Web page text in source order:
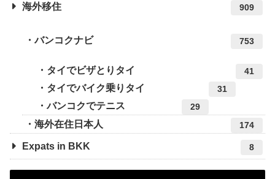
海外移住 909
バンコクナビ 753
タイでビザとりタイ 41
タイでバイク乗りタイ 31
バンコクでテニス 29
海外在住日本人 174
Expats in BKK 8